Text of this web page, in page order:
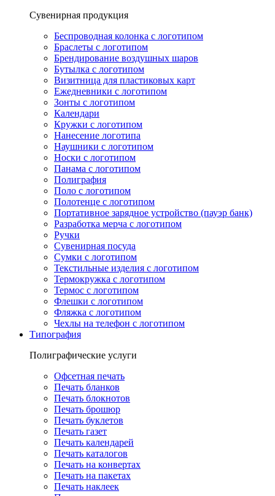
Сувенирная продукция
Беспроводная колонка с логотипом
Браслеты с логотипом
Брендирование воздушных шаров
Бутылка с логотипом
Визитница для пластиковых карт
Ежедневники с логотипом
Зонты с логотипом
Календари
Кружки с логотипом
Нанесение логотипа
Наушники с логотипом
Носки с логотипом
Панама с логотипом
Полиграфия
Поло с логотипом
Полотенце с логотипом
Портативное зарядное устройство (пауэр банк)
Разработка мерча с логотипом
Ручки
Сувенирная посуда
Сумки с логотипом
Текстильные изделия с логотипом
Термокружка с логотипом
Термос с логотипом
Флешки с логотипом
Фляжка с логотипом
Чехлы на телефон с логотипом
Типография
Полиграфические услуги
Офсетная печать
Печать бланков
Печать блокнотов
Печать брошюр
Печать буклетов
Печать газет
Печать календарей
Печать каталогов
Печать на конвертах
Печать на пакетах
Печать наклеек